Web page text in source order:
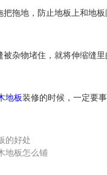
地，防止地板上和地板
物堵住，就将伸缩缝里
地板装修的时候，一定要
的好处
地板怎么铺